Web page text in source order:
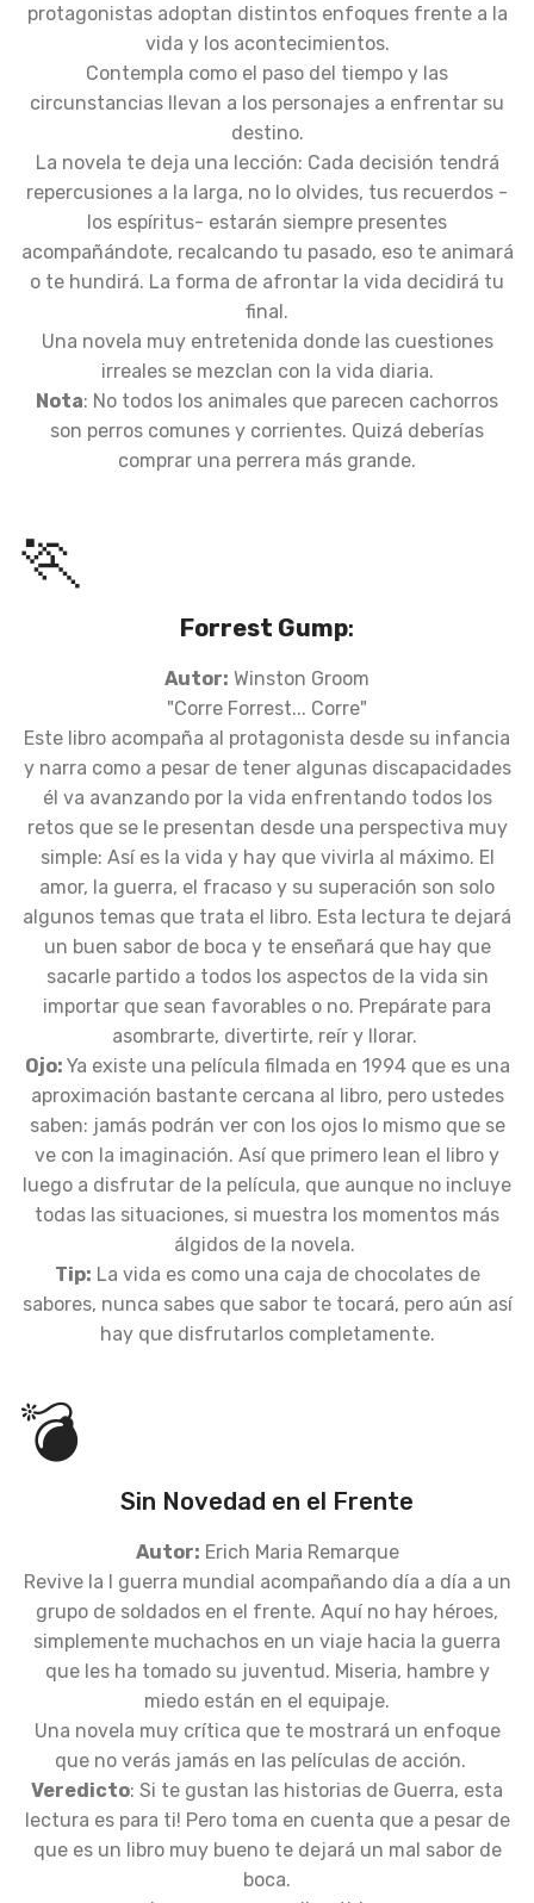
protagonistas adoptan distintos enfoques frente a la
vida y los acontecimientos.
Contempla como el paso del tiempo y las
circunstancias llevan a los personajes a enfrentar su
destino.
La novela te deja una lección: Cada decisión tendrá
repercusiones a la larga, no lo olvides, tus recuerdos -
los espíritus- estarán siempre presentes
acompañándote, recalcando tu pasado, eso te animará
o te hundirá. La forma de afrontar la vida decidirá tu
final.
Una novela muy entretenida donde las cuestiones
irreales se mezclan con la vida diaria.
Nota: No todos los animales que parecen cachorros
son perros comunes y corrientes. Quizá deberías
comprar una perrera más grande.
🏃
Forrest Gump:
Autor: Winston Groom
"Corre Forrest... Corre"
Este libro acompaña al protagonista desde su infancia
y narra como a pesar de tener algunas discapacidades
él va avanzando por la vida enfrentando todos los
retos que se le presentan desde una perspectiva muy
simple: Así es la vida y hay que vivirla al máximo. El
amor, la guerra, el fracaso y su superación son solo
algunos temas que trata el libro. Esta lectura te dejará
un buen sabor de boca y te enseñará que hay que
sacarle partido a todos los aspectos de la vida sin
importar que sean favorables o no. Prepárate para
asombrarte, divertirte, reír y llorar.
Ojo: Ya existe una película filmada en 1994 que es una
aproximación bastante cercana al libro, pero ustedes
saben: jamás podrán ver con los ojos lo mismo que se
ve con la imaginación. Así que primero lean el libro y
luego a disfrutar de la película, que aunque no incluye
todas las situaciones, si muestra los momentos más
álgidos de la novela.
Tip: La vida es como una caja de chocolates de
sabores, nunca sabes que sabor te tocará, pero aún así
hay que disfrutarlos completamente.
💣
Sin Novedad en el Frente
Autor: Erich Maria Remarque
Revive la I guerra mundial acompañando día a día a un
grupo de soldados en el frente. Aquí no hay héroes,
simplemente muchachos en un viaje hacia la guerra
que les ha tomado su juventud. Miseria, hambre y
miedo están en el equipaje.
Una novela muy crítica que te mostrará un enfoque
que no verás jamás en las películas de acción.
Veredicto: Si te gustan las historias de Guerra, esta
lectura es para ti! Pero toma en cuenta que a pesar de
que es un libro muy bueno te dejará un mal sabor de
boca.